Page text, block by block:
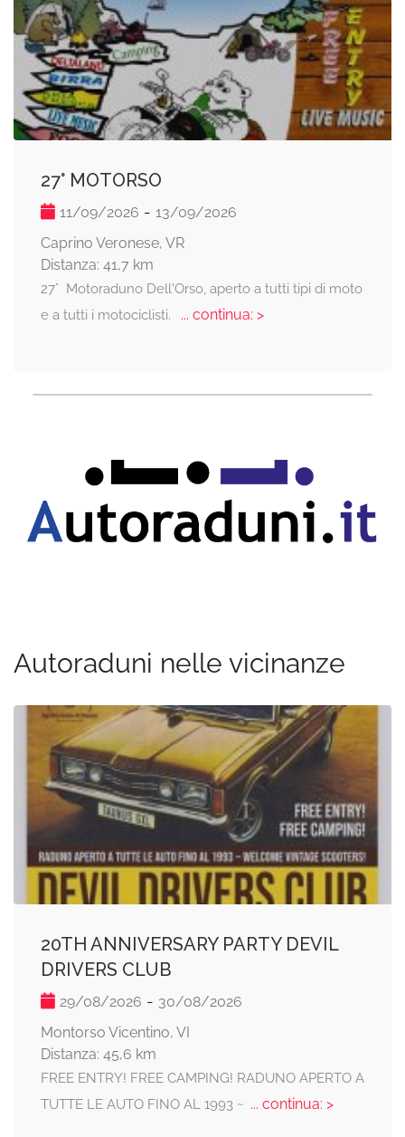
27° MOTORSO
11/09/2026 - 13/09/2026
Caprino Veronese, VR
Distanza: 41,7 km
27° Motoraduno Dell'Orso, aperto a tutti tipi di moto
e a tutti i motociclisti.
... continua: >
Autoraduni nelle vicinanze
20TH ANNIVERSARY PARTY DEVIL
DRIVERS CLUB
29/08/2026 - 30/08/2026
Montorso Vicentino, VI
Distanza: 45,6 km
FREE ENTRY! FREE CAMPING! RADUNO APERTO A
TUTTE LE AUTO FINO AL 1993 ~ ... continua: >